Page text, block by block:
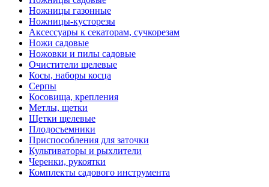
Ножницы газонные
Ножницы-кусторезы
Аксессуары к секаторам, сучкорезам
Ножи садовые
Ножовки и пилы садовые
Очистители щелевые
Косы, наборы косца
Серпы
Косовища, крепления
Метлы, щетки
Щетки щелевые
Плодосъемники
Приспособления для заточки
Культиваторы и рыхлители
Черенки, рукоятки
Комплекты садового инструмента